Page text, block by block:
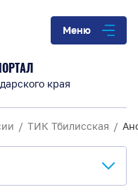
Меню
края
ТИК Тбилисская